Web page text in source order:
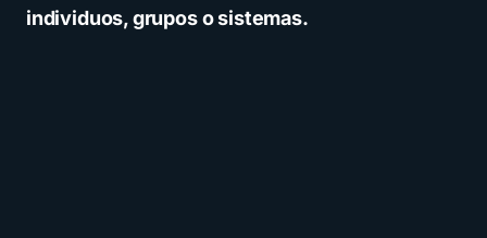
individuos, grupos o sistemas.